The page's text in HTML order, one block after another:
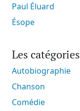
Paul Éluard
Ésope
Les catégories
Autobiographie
Chanson
Comédie